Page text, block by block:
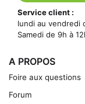
Service client :
lundi au vendredi
Samedi de 9h à
A PROPOS
Foire aux questions
Forum